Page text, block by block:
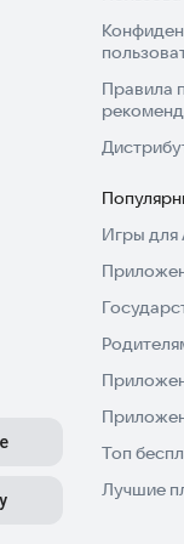
Правила
Игры для
Топ
Лучшие